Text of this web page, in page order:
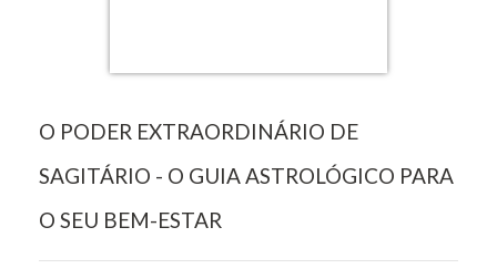
O PODER EXTRAORDINÁRIO DE
SAGITÁRIO - O GUIA ASTROLÓGICO PARA
O SEU BEM-ESTAR